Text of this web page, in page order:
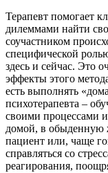
Терапевт помогает
дилеммами найти
соучастником
специфической
здесь и сейчас. Это
эффекты этого
есть выполнять
психотерапевта –
своими процессами
домой, в обыденную
пациент или, чаще
справляться со
реагирования,